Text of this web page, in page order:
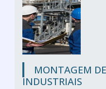
MONTAGEM
INDUSTRIAIS